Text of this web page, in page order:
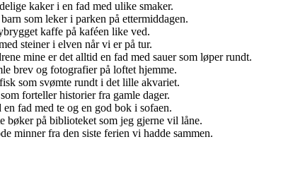
kaker i en fad med ulike smaker.
som leker i parken på ettermiddagen.
kaffe på kaféen like ved.
steiner i elven når vi er på tur.
mine er det alltid en fad med sauer som løper rundt.
brev og fotografier på loftet hjemme.
som svømte rundt i det lille akvariet.
forteller historier fra gamle dager.
fad med te og en god bok i sofaen.
bøker på biblioteket som jeg gjerne vil låne.
minner fra den siste ferien vi hadde sammen.